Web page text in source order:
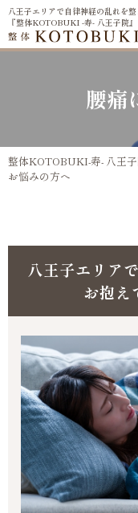
八王子エリアで自律神経の乱れを整
『整体KOTOBUKI -寿- 八王子院』
腰痛
整体KOTOBUKI-寿- 八王
お悩みの方へ
八王子エリア
お抱え